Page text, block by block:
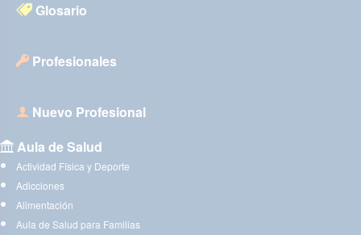
Glosario
Profesionales
Nuevo Profesional
Aula de Salud
Actividad Física y Deporte
Adicciones
Alimentación
Aula de Salud para Familias